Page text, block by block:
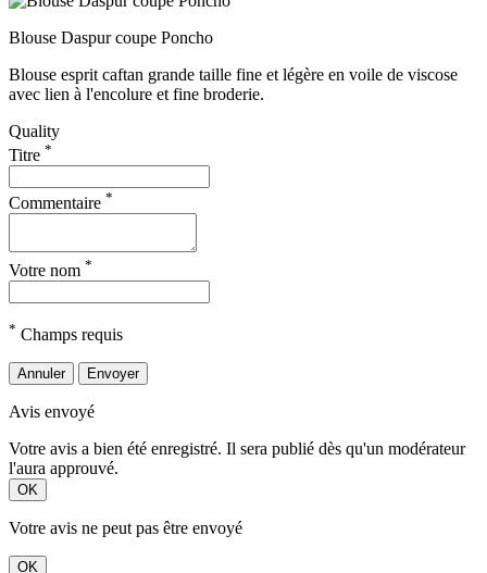
Blouse Daspur coupe Poncho
Blouse esprit caftan grande taille fine et légère en voile de viscose
avec lien à l'encolure et fine broderie.
Quality
Titre *
Commentaire *
Votre nom *
* Champs requis
Annuler Envoyer
Avis envoyé
Votre avis a bien été enregistré. Il sera publié dès qu'un modérateur
l'aura approuvé.
OK
Votre avis ne peut pas être envoyé
OK